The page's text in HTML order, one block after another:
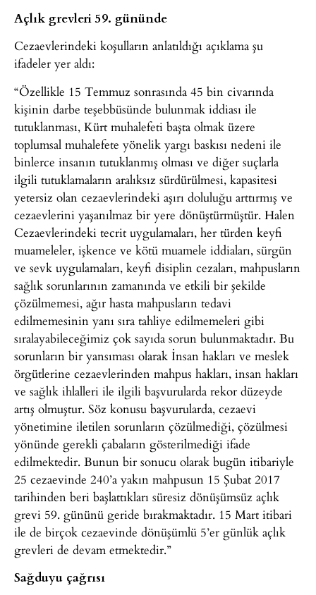
Açlık grevleri 59. gününde
Cezaevlerindeki koşulların anlatıldığı açıklama şu
ifadeler yer aldı:
“Özellikle 15 Temmuz sonrasında 45 bin civarında
kişinin darbe teşebbüsünde bulunmak iddiası ile
tutuklanması, Kürt muhalefeti başta olmak üzere
toplumsal muhalefete yönelik yargı baskısı nedeni ile
binlerce insanın tutuklanmış olması ve diğer suçlarla
ilgili tutuklamaların aralıksız sürdürülmesi, kapasitesi
yetersiz olan cezaevlerindeki aşırı doluluğu arttırmış ve
cezaevlerini yaşanılmaz bir yere dönüştürmüştür. Halen
Cezaevlerindeki tecrit uygulamaları, her türden keyfi
muameleler, işkence ve kötü muamele iddiaları, sürgün
ve sevk uygulamaları, keyfi disiplin cezaları, mahpusların
sağlık sorunlarının zamanında ve etkili bir şekilde
çözülmemesi, ağır hasta mahpusların tedavi
edilmemesinin yanı sıra tahliye edilmemeleri gibi
sıralayabileceğimiz çok sayıda sorun bulunmaktadır. Bu
sorunların bir yansıması olarak İnsan hakları ve meslek
örgütlerine cezaevlerinden mahpus hakları, insan hakları
ve sağlık ihlalleri ile ilgili başvurularda rekor düzeyde
artış olmuştur. Söz konusu başvurularda, cezaevi
yönetimine iletilen sorunların çözülmediği, çözülmesi
yönünde gerekli çabaların gösterilmediği ifade
edilmektedir. Bunun bir sonucu olarak bugün itibariyle
25 cezaevinde 240’a yakın mahpusun 15 Şubat 2017
tarihinden beri başlattıkları süresiz dönüşümsüz açlık
grevi 59. gününü geride bırakmaktadır. 15 Mart itibari
ile de birçok cezaevinde dönüşümlü 5’er günlük açlık
grevleri de devam etmektedir.”
Sağduyu çağrısı